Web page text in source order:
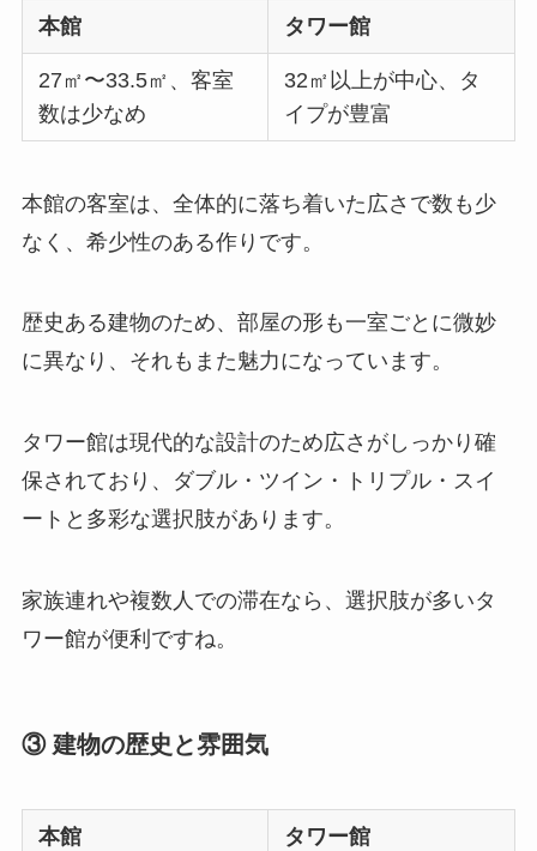
本館 タワー館
27㎡〜33.5㎡、客室
数は少なめ
32㎡以上が中心、タ
イプが豊富
本館の客室は、全体的に落ち着いた広さで数も少
なく、希少性のある作りです。
歴史ある建物のため、部屋の形も一室ごとに微妙
に異なり、それもまた魅力になっています。
タワー館は現代的な設計のため広さがしっかり確
保されており、ダブル・ツイン・トリプル・スイ
ートと多彩な選択肢があります。
家族連れや複数人での滞在なら、選択肢が多いタ
ワー館が便利ですね。
③ 建物の歴史と雰囲気
本館 タワー館